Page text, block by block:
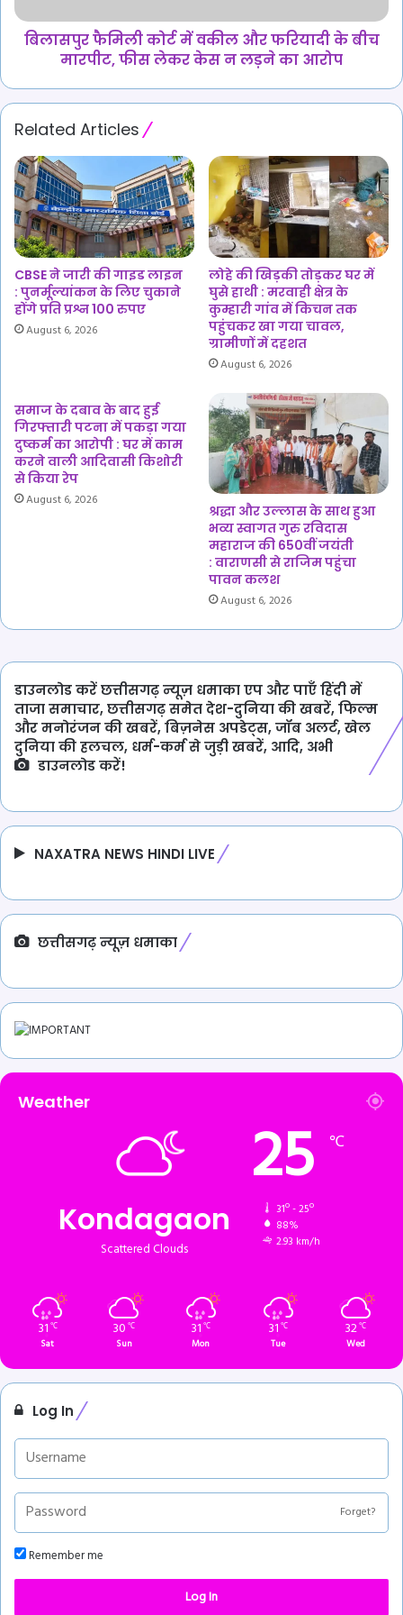
बीच
मारपीट,
केस
लड़ने
का
आरोप
बिलासपुर फैमिली कोर्ट में वकील और फरियादी के बीच
मारपीट, फीस लेकर केस न लड़ने का आरोप
Related Articles
CBSE ने जारी की गाइड लाइन
: पुनर्मूल्यांकन के लिए चुकाने
होंगे प्रति प्रश्न 100 रुपए
August 6, 2026
लोहे की खिड़की तोड़कर घर में
घुसे हाथी : मरवाही क्षेत्र के
कुम्हारी गांव में किचन तक
पहुंचकर खा गया चावल,
ग्रामीणों में दहशत
August 6, 2026
समाज के दबाव के बाद हुई
गिरफ्तारी पटना में पकड़ा गया
दुष्कर्म का आरोपी : घर में काम
करने वाली आदिवासी किशोरी
से किया रेप
August 6, 2026
श्रद्धा और उल्लास के साथ हुआ
भव्य स्वागत गुरु रविदास
महाराज की 650वीं जयंती
: वाराणसी से राजिम पहुंचा
पावन कलश
August 6, 2026
डाउनलोड करें छत्तीसगढ़ न्यूज़ धमाका एप और पाएँ हिंदी में
ताजा समाचार, छत्तीसगढ़ समेत देश-दुनिया की खबरें, फिल्म
और मनोरंजन की खबरें, बिज़नेस अपडेट्स, जॉब अलर्ट, खेल
दुनिया की हलचल, धर्म-कर्म से जुड़ी खबरें, आदि, अभी
डाउनलोड करें!
NAXATRA NEWS HINDI LIVE
छत्तीसगढ़ न्यूज़ धमाका
Weather
Kondagaon
Scattered Clouds
25 ℃
31º - 25º
88%
2.93 km/h
31 ℃
Sat
30 ℃
Sun
31 ℃
Mon
31 ℃
Tue
32℃
Wed
Log In
Forget?
Remember me
Log In